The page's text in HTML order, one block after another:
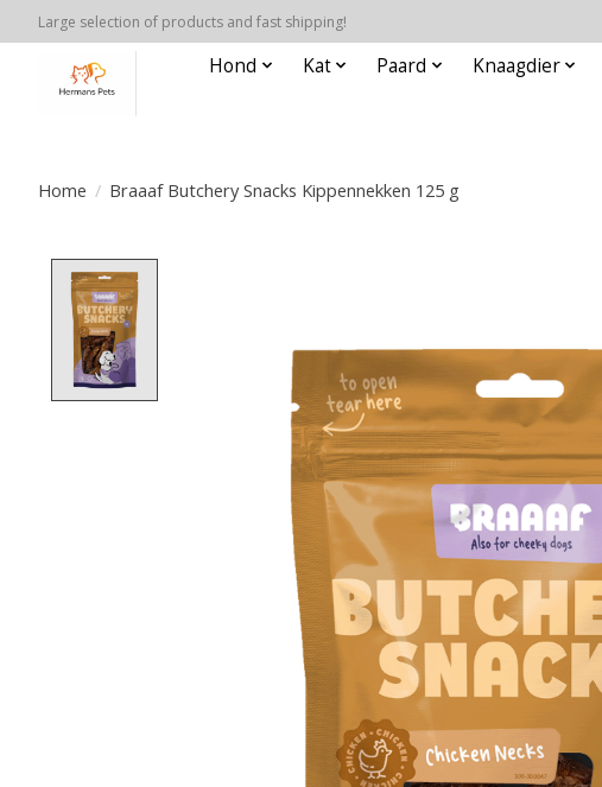
Large selection of products and fast shipping!
Hond Kat Paard Knaagdier
Home / Braaaf Butchery Snacks Kippennekken 125 g